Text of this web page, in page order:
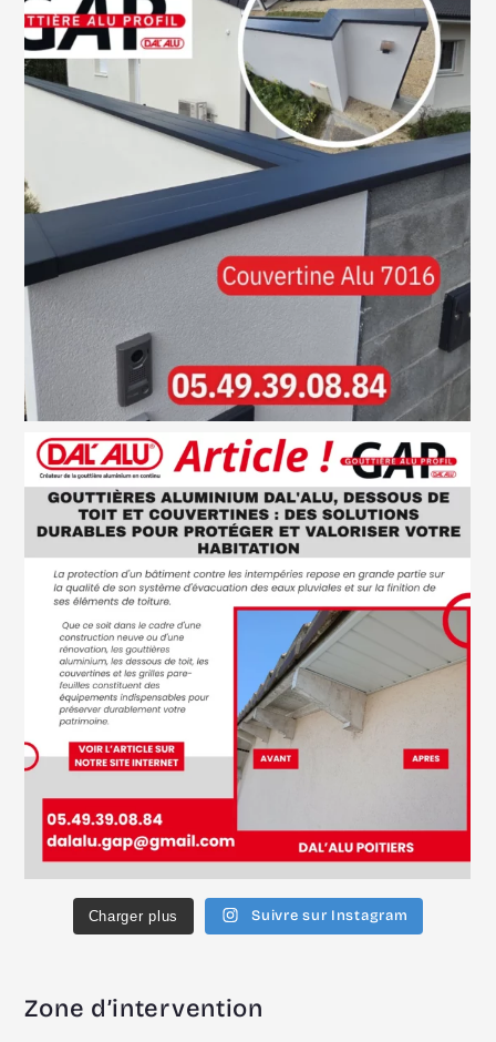
Charger plus Suivre sur Instagram
Zone d’intervention